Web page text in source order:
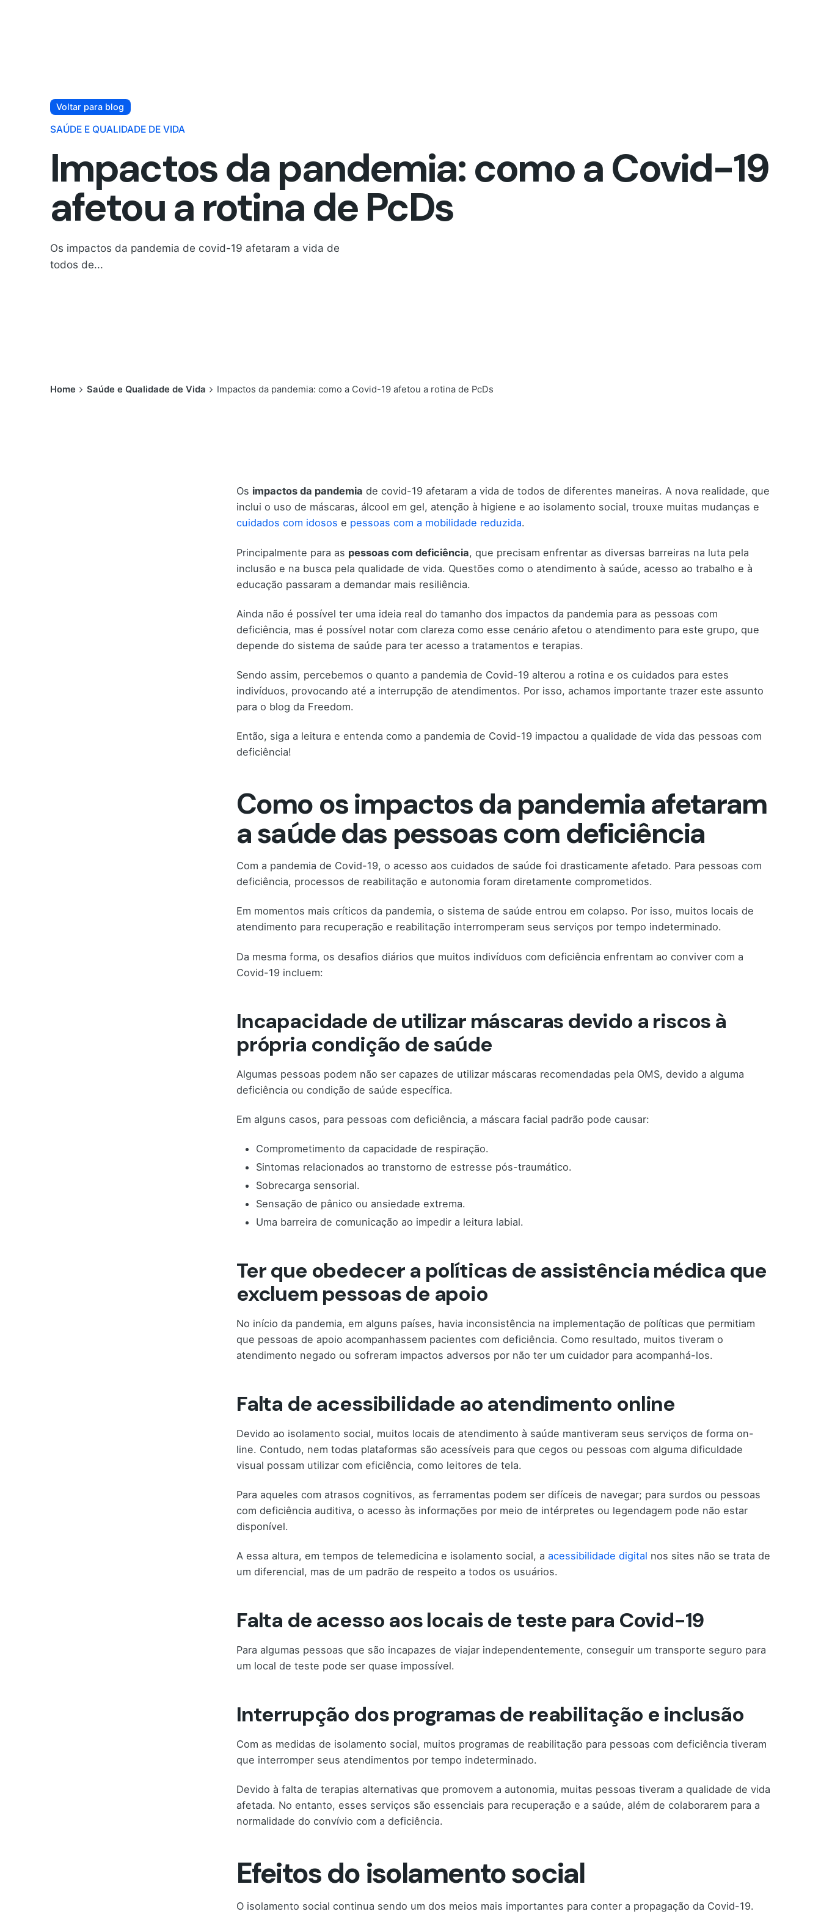
Voltar para blog
SAÚDE E QUALIDADE DE VIDA
Impactos da pandemia: como a Covid-19
afetou a rotina de PcDs
Os impactos da pandemia de covid-19 afetaram a vida de
todos de...
Home Saúde e Qualidade de Vida Impactos da pandemia: como a Covid-19 afetou a rotina de PcDs
Os impactos da pandemia de covid-19 afetaram a vida de todos de diferentes maneiras. A nova realidade, que
inclui o uso de máscaras, álcool em gel, atenção à higiene e ao isolamento social, trouxe muitas mudanças e
cuidados com idosos e pessoas com a mobilidade reduzida.
Principalmente para as pessoas com deficiência, que precisam enfrentar as diversas barreiras na luta pela
inclusão e na busca pela qualidade de vida. Questões como o atendimento à saúde, acesso ao trabalho e à
educação passaram a demandar mais resiliência.
Ainda não é possível ter uma ideia real do tamanho dos impactos da pandemia para as pessoas com
deficiência, mas é possível notar com clareza como esse cenário afetou o atendimento para este grupo, que
depende do sistema de saúde para ter acesso a tratamentos e terapias.
Sendo assim, percebemos o quanto a pandemia de Covid-19 alterou a rotina e os cuidados para estes
indivíduos, provocando até a interrupção de atendimentos. Por isso, achamos importante trazer este assunto
para o blog da Freedom.
Então, siga a leitura e entenda como a pandemia de Covid-19 impactou a qualidade de vida das pessoas com
deficiência!
Como os impactos da pandemia afetaram
a saúde das pessoas com deficiência
Com a pandemia de Covid-19, o acesso aos cuidados de saúde foi drasticamente afetado. Para pessoas com
deficiência, processos de reabilitação e autonomia foram diretamente comprometidos.
Em momentos mais críticos da pandemia, o sistema de saúde entrou em colapso. Por isso, muitos locais de
atendimento para recuperação e reabilitação interromperam seus serviços por tempo indeterminado.
Da mesma forma, os desafios diários que muitos indivíduos com deficiência enfrentam ao conviver com a
Covid-19 incluem:
Incapacidade de utilizar máscaras devido a riscos à
própria condição de saúde
Algumas pessoas podem não ser capazes de utilizar máscaras recomendadas pela OMS, devido a alguma
deficiência ou condição de saúde específica.
Em alguns casos, para pessoas com deficiência, a máscara facial padrão pode causar:
Comprometimento da capacidade de respiração.
Sintomas relacionados ao transtorno de estresse pós-traumático.
Sobrecarga sensorial.
Sensação de pânico ou ansiedade extrema.
Uma barreira de comunicação ao impedir a leitura labial.
Ter que obedecer a políticas de assistência médica que
excluem pessoas de apoio
No início da pandemia, em alguns países, havia inconsistência na implementação de políticas que permitiam
que pessoas de apoio acompanhassem pacientes com deficiência. Como resultado, muitos tiveram o
atendimento negado ou sofreram impactos adversos por não ter um cuidador para acompanhá-los.
Falta de acessibilidade ao atendimento online
Devido ao isolamento social, muitos locais de atendimento à saúde mantiveram seus serviços de forma on-
line. Contudo, nem todas plataformas são acessíveis para que cegos ou pessoas com alguma dificuldade
visual possam utilizar com eficiência, como leitores de tela.
Para aqueles com atrasos cognitivos, as ferramentas podem ser difíceis de navegar; para surdos ou pessoas
com deficiência auditiva, o acesso às informações por meio de intérpretes ou legendagem pode não estar
disponível.
A essa altura, em tempos de telemedicina e isolamento social, a acessibilidade digital nos sites não se trata de
um diferencial, mas de um padrão de respeito a todos os usuários.
Falta de acesso aos locais de teste para Covid-19
Para algumas pessoas que são incapazes de viajar independentemente, conseguir um transporte seguro para
um local de teste pode ser quase impossível.
Interrupção dos programas de reabilitação e inclusão
Com as medidas de isolamento social, muitos programas de reabilitação para pessoas com deficiência tiveram
que interromper seus atendimentos por tempo indeterminado.
Devido à falta de terapias alternativas que promovem a autonomia, muitas pessoas tiveram a qualidade de vida
afetada. No entanto, esses serviços são essenciais para recuperação e a saúde, além de colaborarem para a
normalidade do convívio com a deficiência.
Efeitos do isolamento social
O isolamento social continua sendo um dos meios mais importantes para conter a propagação da Covid-19.